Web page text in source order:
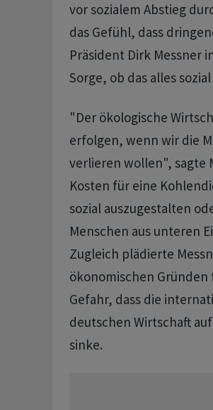
vor sozialem Abstieg
das Gefühl, dass
Präsident Dirk Messner
Sorge, ob das alles
"Der ökologische
erfolgen, wenn wir die
verlieren wollen", sagte
Kosten für eine
sozial auszugestalten
Menschen aus unteren
Zugleich plädierte
ökonomischen
Gefahr, dass die
deutschen Wirtschaft
sinke.